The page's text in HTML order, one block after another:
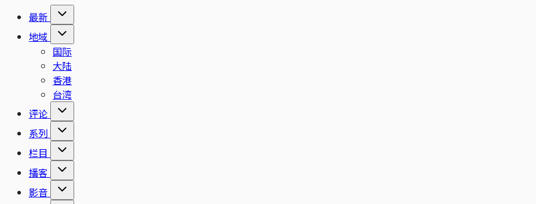
最新
地域
国际
大陆
香港
台湾
评论
系列
栏目
播客
影音